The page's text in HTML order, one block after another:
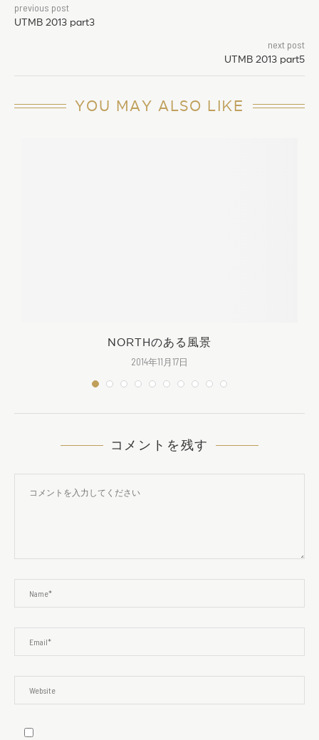
previous post
UTMB 2013 part3
next post
UTMB 2013 part5
YOU MAY ALSO LIKE
NORTHのある風景
2014年11月17日
コメントを残す